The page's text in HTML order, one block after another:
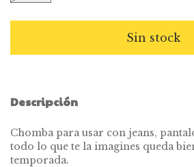
Descripción
Chomba para usar con jeans,
todo lo que te la imagines queda
temporada.